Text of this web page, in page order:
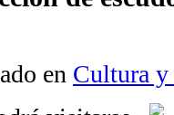
en Cultura y